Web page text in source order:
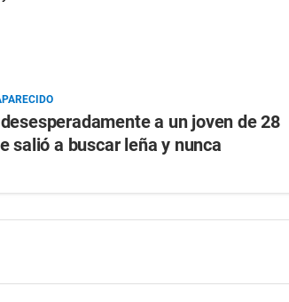
a un joven de 28
salió a buscar leña y nunca